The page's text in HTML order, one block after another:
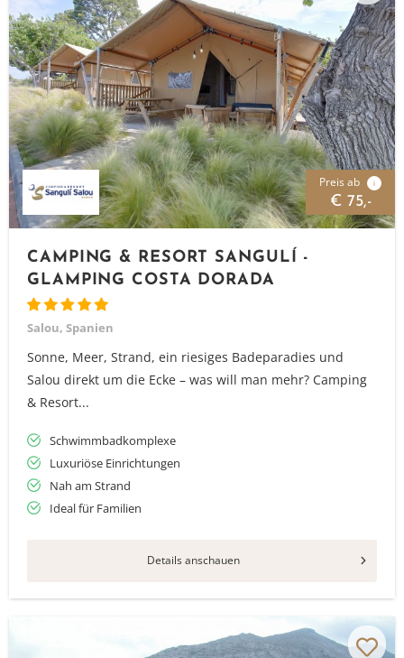
Preis ab i
€ 75,-
CAMPING & RESORT SANGULÍ -
GLAMPING COSTA DORADA
Salou, Spanien
Sonne, Meer, Strand, ein riesiges Badeparadies und
Salou direkt um die Ecke – was will man mehr? Camping
& Resort...
Schwimmbadkomplexe
Luxuriöse Einrichtungen
Nah am Strand
Ideal für Familien
Details anschauen